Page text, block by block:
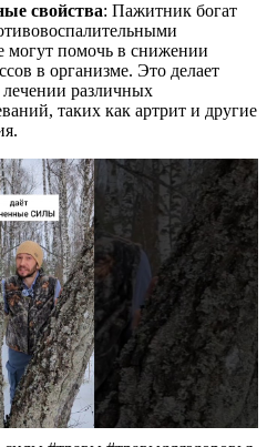
свойства: Пажитник богат
могут помочь в снижении
в организме. Это делает
различных
таких как артрит и другие